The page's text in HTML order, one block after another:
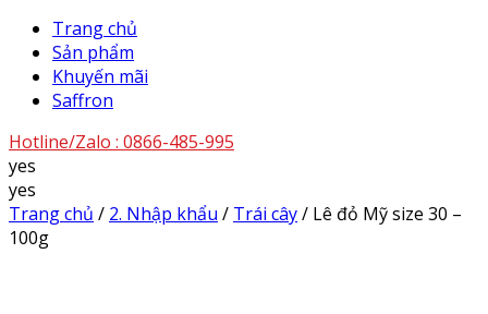
Trang chủ
Sản phẩm
Khuyến mãi
Saffron
Hotline/Zalo : 0866-485-995
yes
yes
Trang chủ / 2. Nhập khẩu / Trái cây/ Lê đỏ Mỹ size 30 –
100g